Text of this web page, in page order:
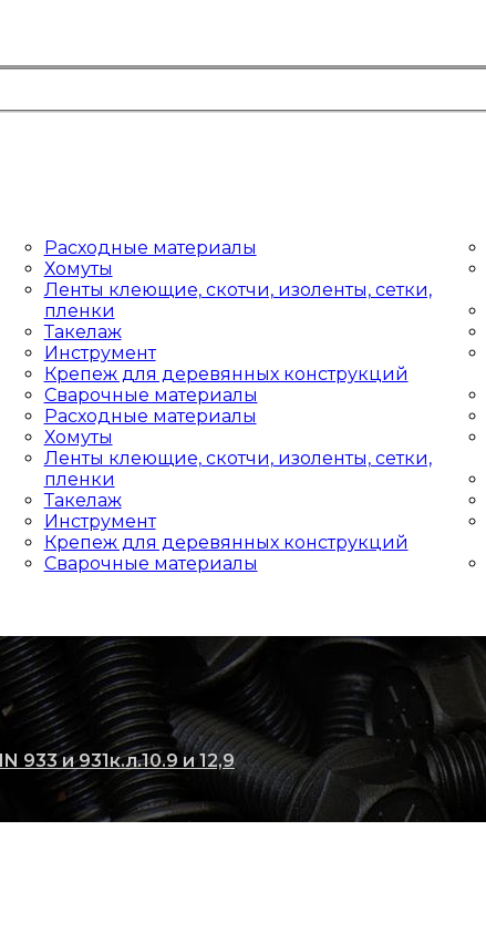
Расходные материалы
Хомуты
Ленты клеющие, скотчи, изоленты, сетки,
пленки
Такелаж
Инструмент
Крепеж для деревянных конструкций
Сварочные материалы
Расходные материалы
Хомуты
Ленты клеющие, скотчи, изоленты, сетки,
пленки
Такелаж
Инструмент
Крепеж для деревянных конструкций
Сварочные материалы
933 и 931к.л.10.9 и 12,9